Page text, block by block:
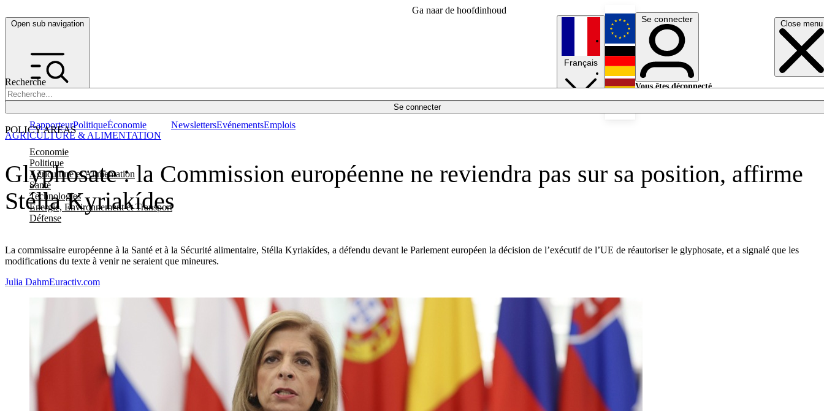
Ga naar de hoofdinhoud
Open sub navigation Close menu
Recherche
Se connecter
POLICY AREAS
Economie
Politique
Agriculture et Alimentation
Santé
Technologies
Energie, Environnement et Transport
Défense
RapporteurPolitiqueÉconomie NewslettersEvénementsEmplois
Français
English
Deutsch
Se connecter
Vous êtes déconnecté.
Glyphosate : la Commission européenne ne reviendra pas sur sa position, affirme
Stélla Kyriakídes
La commissaire européenne à la Santé et à la Sécurité alimentaire, Stélla Kyriakídes, a défendu devant le Parlement européen la décision de l’exécutif de l’UE de réautoriser le glyphosate, et a signalé que les
modifications du texte à venir ne seraient que mineures.
AGRICULTURE & ALIMENTATION
Julia DahmEuractiv.com